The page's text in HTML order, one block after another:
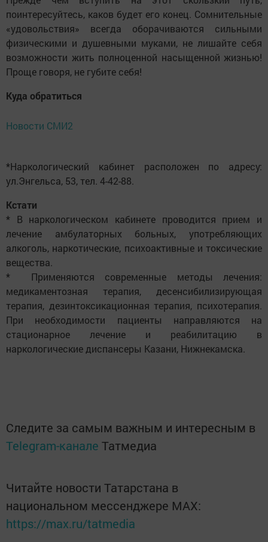
поинтересуйтесь, каков будет его конец. Сомнительные
«удовольствия» всегда оборачиваются сильными
физическими и душевными муками, не лишайте себя
возможности жить полноценной насыщенной жизнью!
Проще говоря, не губите себя!
Куда обратиться
Новости СМИ2
*Наркологический кабинет расположен по адресу:
ул.Энгельса, 53, тел. 4-42-88.
Кстати
* В наркологическом кабинете проводится прием и
лечение амбулаторных больных, употребляющих
алкоголь, наркотические, психоактивные и токсические
вещества.
* Применяются современные методы лечения:
медикаментозная терапия, десенсибилизирующая
терапия, дезинтоксикационная терапия, психотерапия.
При необходимости пациенты направляются на
стационарное лечение и реабилитацию в
наркологические диспансеры Казани, Нижнекамска.
Следите за самым важным и интересным в
Telegram-канале Татмедиа
Читайте новости Татарстана в
национальном мессенджере MАХ:
https://max.ru/tatmedia